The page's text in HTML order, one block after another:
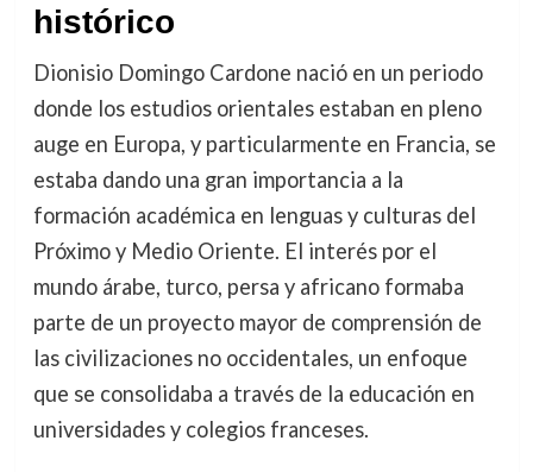
histórico
Dionisio Domingo Cardone nació en un periodo
donde los estudios orientales estaban en pleno
auge en Europa, y particularmente en Francia, se
estaba dando una gran importancia a la
formación académica en lenguas y culturas del
Próximo y Medio Oriente. El interés por el
mundo árabe, turco, persa y africano formaba
parte de un proyecto mayor de comprensión de
las civilizaciones no occidentales, un enfoque
que se consolidaba a través de la educación en
universidades y colegios franceses.